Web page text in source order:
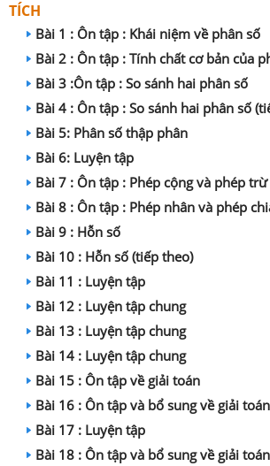
TÍCH
Bài 1 : Ôn tập : Khái niệm về phân số
Bài 2 : Ôn tập : Tính chất cơ bản của
Bài 3 :Ôn tập : So sánh hai phân số
Bài 4 : Ôn tập : So sánh hai phân số
Bài 5: Phân số thập phân
Bài 6: Luyện tập
Bài 7 : Ôn tập : Phép cộng và phép
Bài 8 : Ôn tập : Phép nhân và phép
Bài 9 : Hỗn số
Bài 10 : Hỗn số (tiếp theo)
Bài 11 : Luyện tập
Bài 12 : Luyện tập chung
Bài 13 : Luyện tập chung
Bài 14 : Luyện tập chung
Bài 15 : Ôn tập về giải toán
Bài 16 : Ôn tập và bổ sung về giải toán
Bài 17 : Luyện tập
Bài 18 : Ôn tập và bổ sung về giải